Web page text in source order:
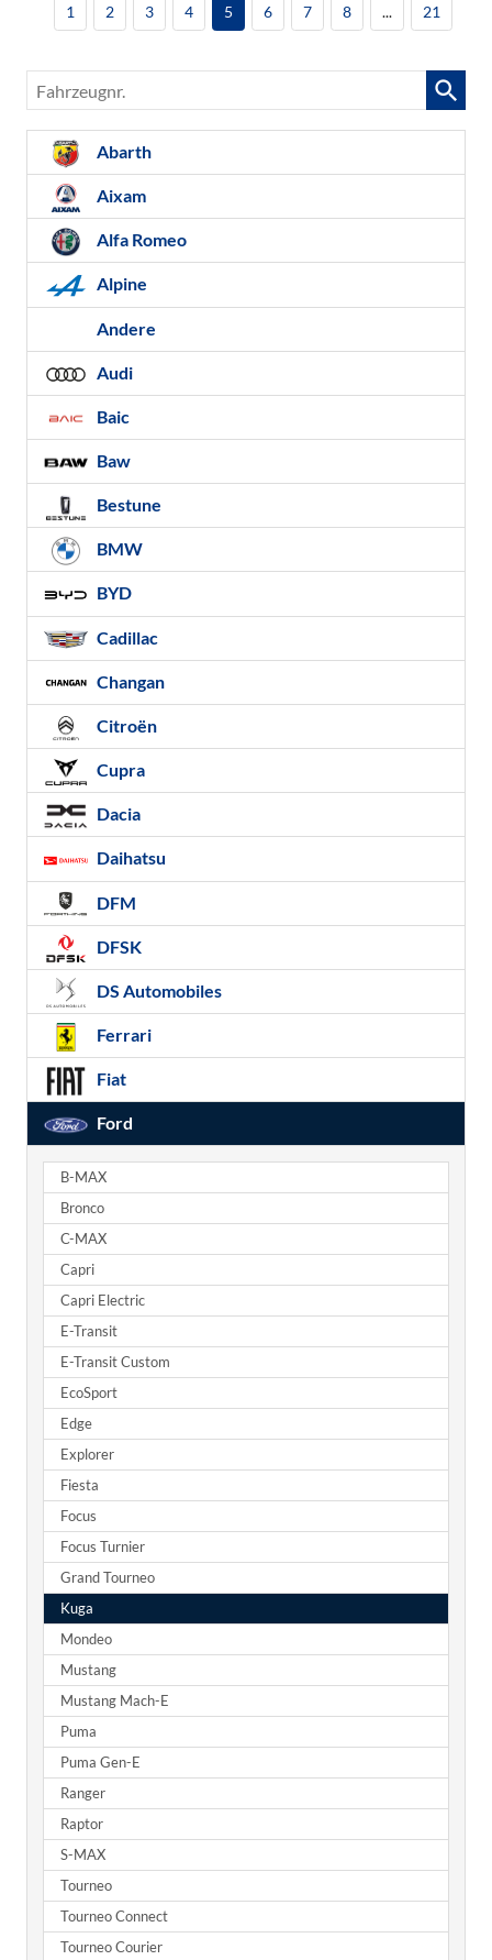
1 2 3 4 5 6 7 8 ... 21
Fahrzeugnr.
Abarth
Aixam
Alfa Romeo
Alpine
Andere
Audi
Baic
Baw
Bestune
BMW
BYD
Cadillac
Changan
Citroën
Cupra
Dacia
Daihatsu
DFM
DFSK
DS Automobiles
Ferrari
Fiat
Ford
B-MAX
Bronco
C-MAX
Capri
Capri Electric
E-Transit
E-Transit Custom
EcoSport
Edge
Explorer
Fiesta
Focus
Focus Turnier
Grand Tourneo
Kuga
Mondeo
Mustang
Mustang Mach-E
Puma
Puma Gen-E
Ranger
Raptor
S-MAX
Tourneo
Tourneo Connect
Tourneo Courier